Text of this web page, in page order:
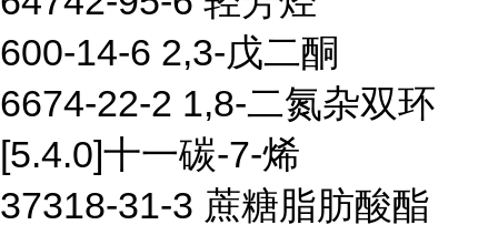
600-14-6 2,3-戊二酮
6674-22-2 1,8-二氮杂双环
[5.4.0]十一碳-7-烯
37318-31-3 蔗糖脂肪酸酯